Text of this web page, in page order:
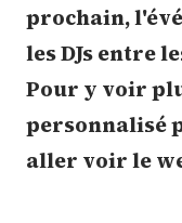
prochain,
les DJs entre
Pour y voir
personnalisé
aller voir le